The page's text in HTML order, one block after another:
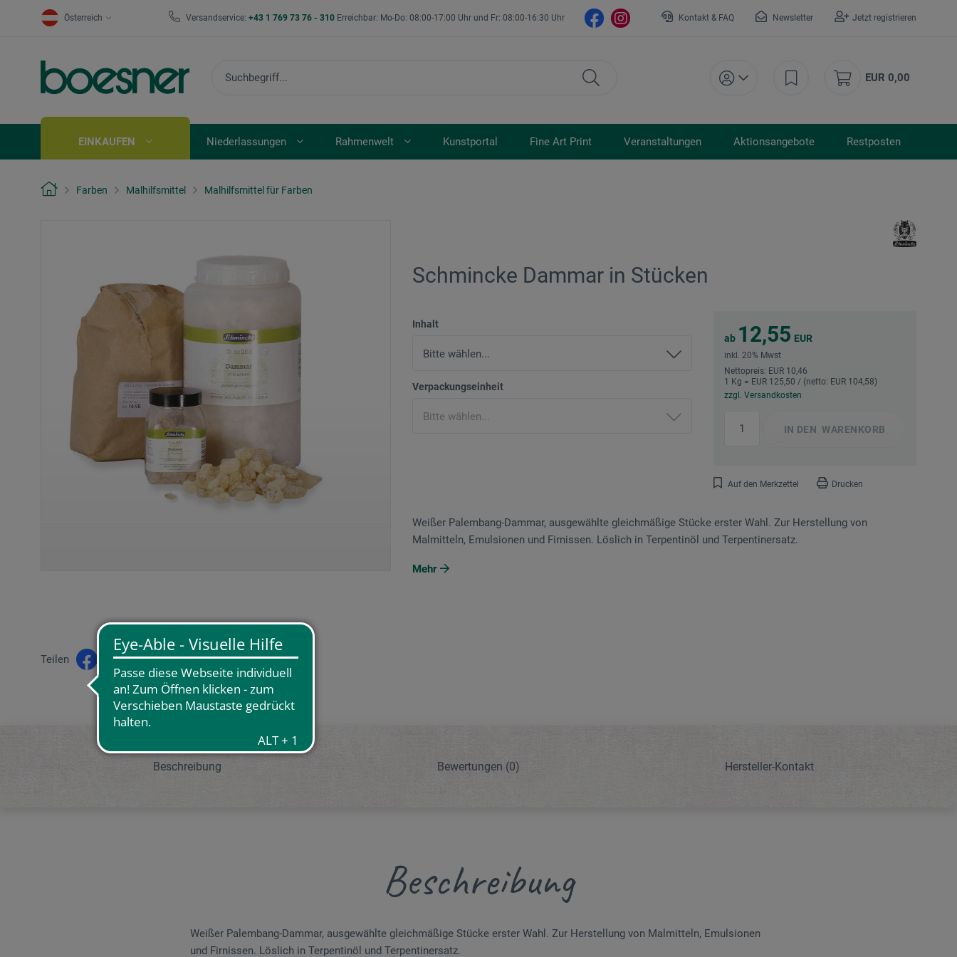
Österreich Versandservice: +43 1 769 73 76 - 310 Erreichbar: Mo-Do: 08:00-17:00 Uhr und Fr: 08:00-16:30 Uhr Kontakt & FAQ Newsletter Jetzt registrieren
EUR 0,00
EINKAUFEN Niederlassungen Rahmenwelt Kunstportal Fine Art Print Veranstaltungen Aktionsangebote Restposten
Farben Malhilfsmittel Malhilfsmittel für Farben
Schmincke Dammar in Stücken
Inhalt
Verpackungseinheit
ab 12,55 EUR
inkl. 20% Mwst
Nettopreis: EUR 10,46
1 Kg = EUR 125,50 / (netto: EUR 104,58)
zzgl. Versandkosten
IN DEN WARENKORB
Auf den Merkzettel Drucken
Teilen
Weißer Palembang-Dammar, ausgewählte gleichmäßige Stücke erster Wahl. Zur Herstellung von
Malmitteln, Emulsionen und Firnissen. Löslich in Terpentinöl und Ter­pentinersatz.
Mehr
Beschreibung Bewertungen (0) Hersteller-Kontakt
Beschreibung
Weißer Palembang-Dammar, ausgewählte gleichmäßige Stücke erster Wahl. Zur Herstellung von Malmitteln, Emulsionen
und Firnissen. Löslich in Terpentinöl und Ter­pentinersatz.